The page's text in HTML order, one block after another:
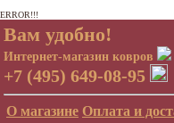
ERROR!!!
Вам удобно!
Интернет-магазин ковров
+7 (495) 649-08-95
О магазине Оплата и